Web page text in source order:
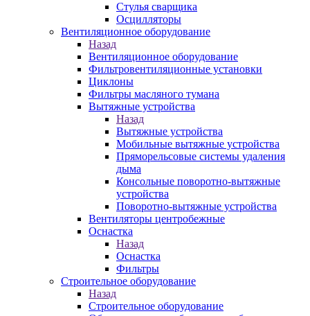
Стулья сварщика
Осцилляторы
Вентиляционное оборудование
Назад
Вентиляционное оборудование
Фильтровентиляционные установки
Циклоны
Фильтры масляного тумана
Вытяжные устройства
Назад
Вытяжные устройства
Мобильные вытяжные устройства
Пряморельсовые системы удаления
дыма
Консольные поворотно-вытяжные
устройства
Поворотно-вытяжные устройства
Вентиляторы центробежные
Оснастка
Назад
Оснастка
Фильтры
Строительное оборудование
Назад
Строительное оборудование